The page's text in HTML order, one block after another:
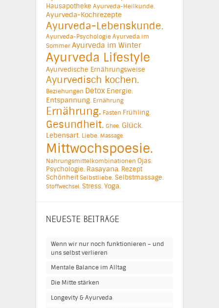
Hausapotheke Ayurveda-Heilkunde.
Ayurveda-Kochrezepte
Ayurveda-Lebenskunde.
Ayurveda-PsychologieAyurveda im
SommerAyurveda im Winter
Ayurveda Lifestyle
Ayurvedische Ernährungsweise
Ayurvedisch kochen.
Beziehungen Detox Energie.
Entspannung. Ernährung
Ernährung. Fasten Frühling.
Gesundheit. Ghee. Glück.
Lebensart. Liebe. Massage.
Mittwochspoesie.
Nahrungsmittelkombinationen Ojas.
Psychologie. Rasayana. Rezept
SchönheitSelbstliebe. Selbstmassage.
Stoffwechsel. Stress.Yoga.
NEUESTE BEITRÄGE
Wenn wir nur noch funktionieren – und
uns selbst verlieren
Mentale Balance im Alltag
Die Mitte stärken
Longevity & Ayurveda